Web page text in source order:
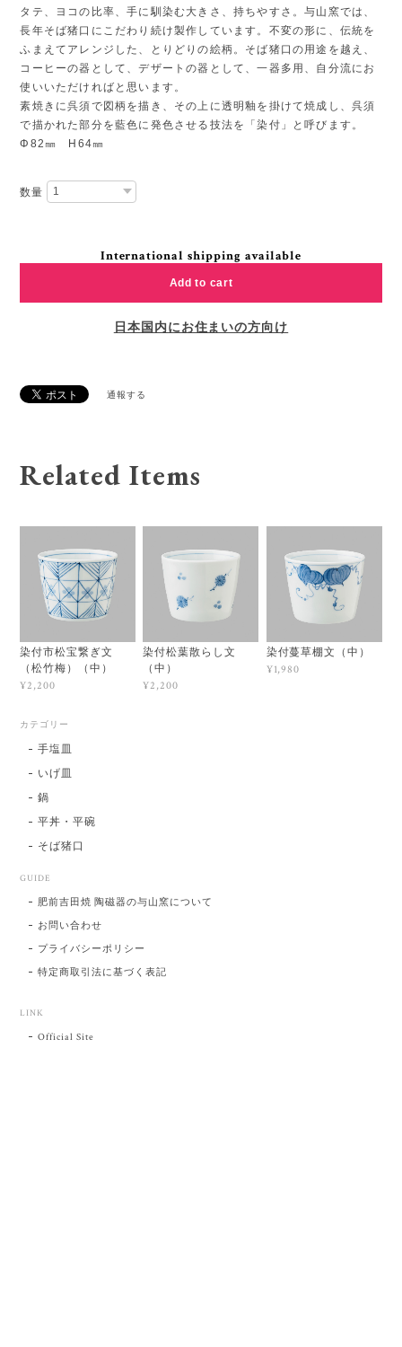
タテ、ヨコの比率、手に馴染む大きさ、持ちやすさ。与山窯では、
長年そば猪口にこだわり続け製作しています。不変の形に、伝統を
ふまえてアレンジした、とりどりの絵柄。そば猪口の用途を越え、
コーヒーの器として、デザートの器として、一器多用、自分流にお
使いいただければと思います。
素焼きに呉須で図柄を描き、その上に透明釉を掛けて焼成し、呉須
で描かれた部分を藍色に発色させる技法を「染付」と呼びます。
Φ82㎜ H64㎜
数量
International shipping available
Add to cart
日本国内にお住まいの方向け
通報する
Related Items
染付市松宝繋ぎ文
（松竹梅）（中）
¥2,200
染付松葉散らし文
（中）
¥2,200
染付蔓草棚文（中）
¥1,980
カテゴリー
手塩皿
いげ皿
鍋
平丼・平碗
そば猪口
GUIDE
肥前吉田焼 陶磁器の与山窯について
お問い合わせ
プライバシーポリシー
特定商取引法に基づく表記
LINK
Official Site